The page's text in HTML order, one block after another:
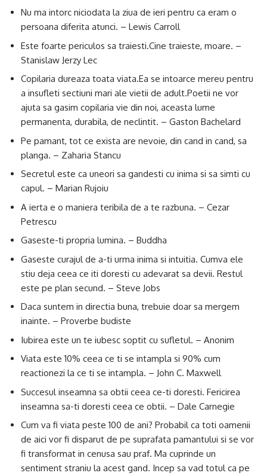
Nu ma intorc niciodata la ziua de ieri pentru ca eram o
persoana diferita atunci. – Lewis Carroll
Este foarte periculos sa traiesti.Cine traieste, moare. –
Stanislaw Jerzy Lec
Copilaria dureaza toata viata.Ea se intoarce mereu pentru
a insufleti sectiuni mari ale vietii de adult.Poetii ne vor
ajuta sa gasim copilaria vie din noi, aceasta lume
permanenta, durabila, de neclintit. – Gaston Bachelard
Pe pamant, tot ce exista are nevoie, din cand in cand, sa
planga. – Zaharia Stancu
Secretul este ca uneori sa gandesti cu inima si sa simti cu
capul. – Marian Rujoiu
A ierta e o maniera teribila de a te razbuna. – Cezar
Petrescu
Gaseste-ti propria lumina. – Buddha
Gaseste curajul de a-ti urma inima si intuitia. Cumva ele
stiu deja ceea ce iti doresti cu adevarat sa devii. Restul
este pe plan secund. – Steve Jobs
Daca suntem in directia buna, trebuie doar sa mergem
inainte. – Proverbe budiste
Iubirea este un te iubesc soptit cu sufletul. – Anonim
Viata este 10% ceea ce ti se intampla si 90% cum
reactionezi la ce ti se intampla. – John C. Maxwell
Succesul inseamna sa obtii ceea ce-ti doresti. Fericirea
inseamna sa-ti doresti ceea ce obtii. – Dale Carnegie
Cum va fi viata peste 100 de ani? Probabil ca toti oamenii
de aici vor fi disparut de pe suprafata pamantului si se vor
fi transformat in cenusa sau praf. Ma cuprinde un
sentiment straniu la acest gand. Incep sa vad totul ca pe